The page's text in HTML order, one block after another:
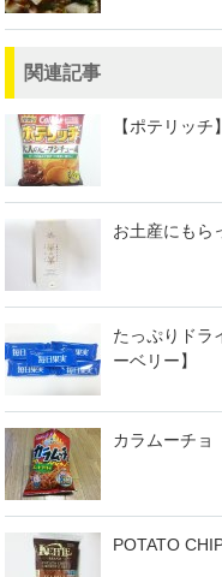
関連記事
【ポテリッ
お土産にもら
たっぷりドラ
ーベリー】
カラムーチョ
POTATO